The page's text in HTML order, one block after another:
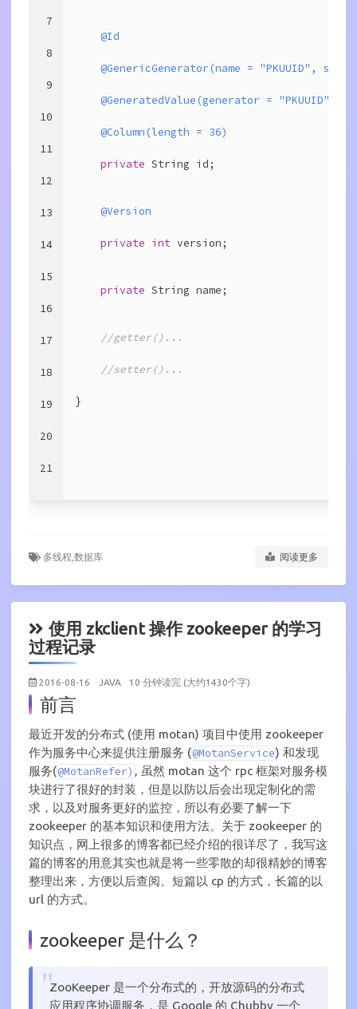
7
8
9
10
11
12
13
14
15
16
17
18
19
20
21
@Id
@GenericGenerator(name = "PKUUID",
@GeneratedValue(generator = "PKUUID")
@Column(length = 36)
private String id;
@Version
private int version;
private String name;
//getter()...
//setter()...
}
多线程, 数据库 阅读更多
使用 zkclient 操作 zookeeper 的学习
过程记录
2016-08-16 JAVA 10 分钟读完 (大约1430个字)
前言
最近开发的分布式 (使用 motan) 项目中使用 zookeeper
作为服务中心来提供注册服务 (@MotanService) 和发现
服务(@MotanRefer) , 虽然 motan 这个 rpc 框架对服务模
块进行了很好的封装，但是以防以后会出现定制化的需
求，以及对服务更好的监控，所以有必要了解一下
zookeeper 的基本知识和使用方法。关于 zookeeper 的
知识点，网上很多的博客都已经介绍的很详尽了，我写这
篇的博客的用意其实也就是将一些零散的却很精妙的博客
整理出来，方便以后查阅。短篇以 cp 的方式，长篇的以
url 的方式。
zookeeper 是什么？
ZooKeeper 是一个分布式的，开放源码的分布式
应用程序协调服务，是 Google 的 Chubby 一个